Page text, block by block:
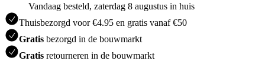
Vandaag besteld, zaterdag 8 augustus in huis
Thuisbezorgd voor €4.95 en gratis vanaf €50
Gratis bezorgd in de bouwmarkt
Gratis retourneren in de bouwmarkt